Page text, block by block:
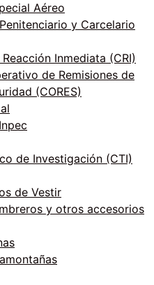
Aéreo
y Carcelario
Inmediata (CRI)
de Remisiones de
(CORES)
de Investigación (CTI)
de Vestir
y otros accesorios